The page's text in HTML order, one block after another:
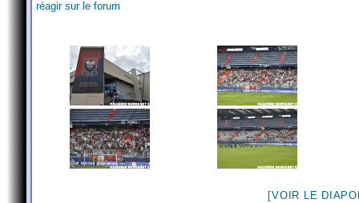
réagir sur le forum
[VOIR LE